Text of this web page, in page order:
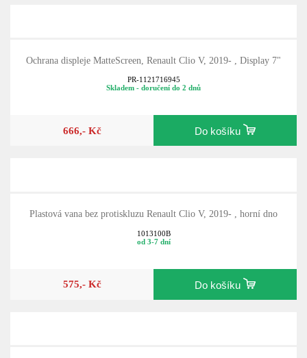
Ochrana displeje MatteScreen, Renault Clio V, 2019- , Display 7"
PR-1121716945
Skladem - doručení do 2 dnů
666,- Kč Do košíku
Plastová vana bez protiskluzu Renault Clio V, 2019- , horní dno
1013100B
od 3-7 dní
575,- Kč Do košíku